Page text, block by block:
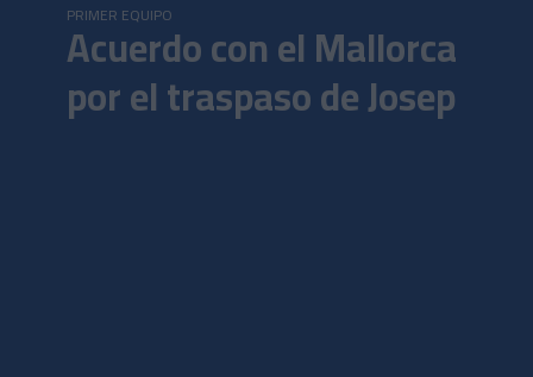
PRIMER EQUIPO
Acuerdo con el Mallorca
por el traspaso de Josep